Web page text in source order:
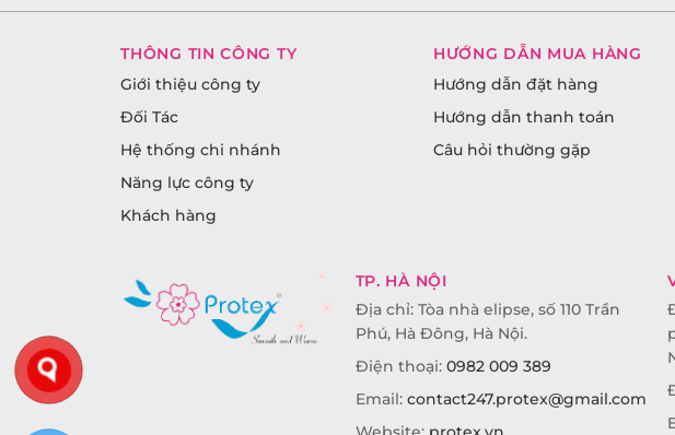
THÔNG TIN CÔNG TY
Giới thiệu công ty
Đối Tác
Hệ thống chi nhánh
Năng lực công ty
Khách hàng
HƯỚNG DẪN MUA HÀNG
Hướng dẫn đặt hàng
Hướng dẫn thanh toán
Câu hỏi thường gặp
TP. HÀ NỘI
Địa chỉ: Tòa nhà elipse, số 110 Trần
Phú, Hà Đông, Hà Nội.
Điện thoại: 0982 009 389
Email: contact247.protex@gmail.com